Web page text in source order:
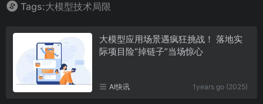
Tags:大模型技术局限
大模型应用场景遇疯狂挑战！ 落地实
际项目险“掉链子”当场惊心
AI快讯 1years go (2025)